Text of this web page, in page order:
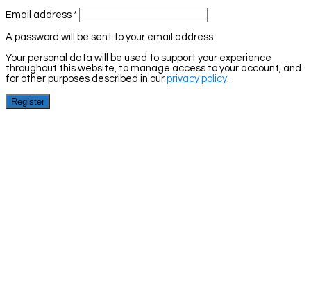
Email address *
A password will be sent to your email address.
Your personal data will be used to support your experience
throughout this website, to manage access to your account, and
for other purposes described in our privacy policy.
Register